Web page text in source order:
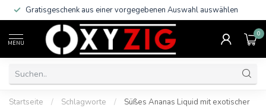
Gratisgeschenk aus einer vorgegebenen Auswahl auswählen
MENU
0
Startseite / Schlagworte /
Süßes Ananas Liquid mit exotischer